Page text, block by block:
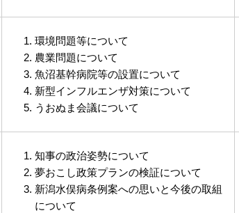
環境問題等について
農業問題について
魚沼基幹病院等の設置について
新型インフルエンザ対策について
うおぬま会議について
知事の政治姿勢について
夢おこし政策プランの検証について
新潟水俣病条例案への思いと今後の取組
について